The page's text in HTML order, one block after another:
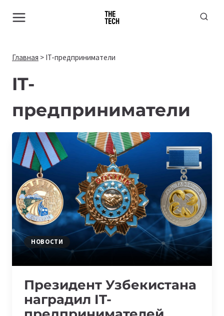
Главная > IT-предприниматели
IT-
предприниматели
НОВОСТИ
Президент Узбекистана
наградил IT-